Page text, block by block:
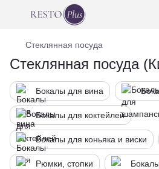
Стеклянная посуда
Стеклянная посуда
Бокалы для вина
Бокалы для коктейлей
Бокалы для коньяка и виски
Рюмки, стопки